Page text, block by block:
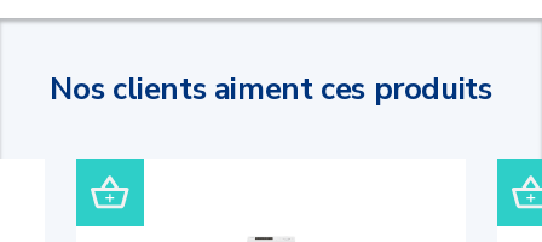
Nos clients aiment ces produits